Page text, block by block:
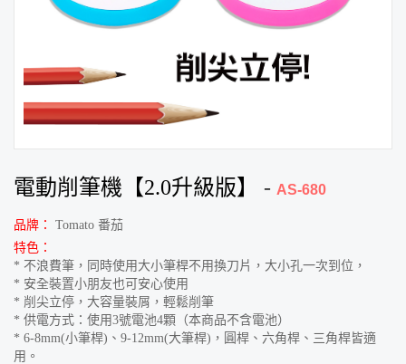
電動削筆機【2.0升級版】 - AS-680
品牌：
Tomato 番茄
特色：
* 不浪費筆，同時使用大小筆桿不用換刀片，大小孔一次到位，
* 安全裝置小朋友也可安心使用
* 削尖立停，大容量裝屑，輕鬆削筆
* 供電方式：使用3號電池4顆（本商品不含電池）
* 6-8mm(小筆桿)、9-12mm(大筆桿)，圓桿、六角桿、三角桿皆適
用。